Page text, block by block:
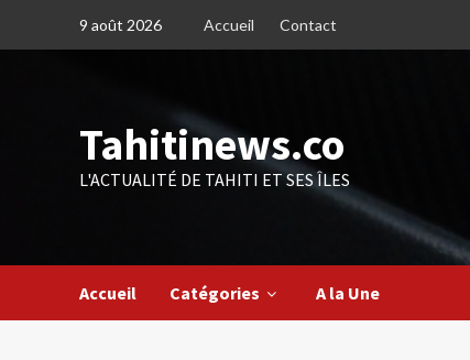
9 août 2026 Accueil Contact
Tahitinews.co
L'ACTUALITÉ DE TAHITI ET SES ÎLES
Accueil Catégories A la Une